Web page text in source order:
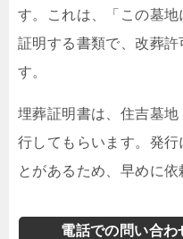
す。これは、「この墓
証明する書類で、改葬
す。
埋葬証明書は、住吉墓
行してもらいます。発
とがあるため、早めに依
電話での問い合わ